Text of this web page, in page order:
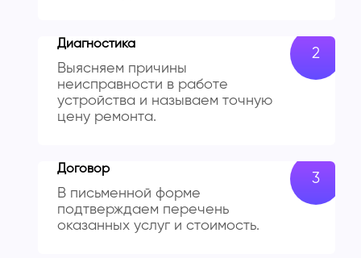
Диагностика
Выясняем причины
неисправности в работе
устройства и называем точную
цену ремонта.
Договор
В письменной форме
подтверждаем перечень
оказанных услуг и стоимость.